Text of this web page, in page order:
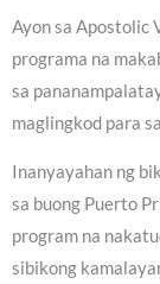
Ayon sa Apostolic
programa na
sa
maglingkod para
Inanyayahan ng
sa buong Puerto
program na
sibikong